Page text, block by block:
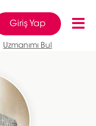
Giriş Yap
Uzmanımı Bul